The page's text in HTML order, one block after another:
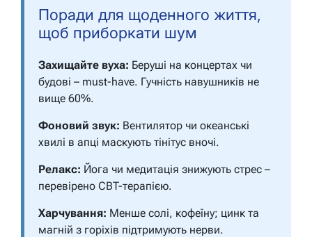
Поради для щоденного життя,
щоб приборкати шум
Захищайте вуха: Беруші на концертах чи
будові – must-have. Гучність навушників не
вище 60%.
Фоновий звук: Вентилятор чи океанські
хвилі в апці маскують тінітус вночі.
Релакс: Йога чи медитація знижують стрес –
перевірено CBT-терапією.
Харчування: Менше солі, кофеїну; цинк та
магній з горіхів підтримують нерви.